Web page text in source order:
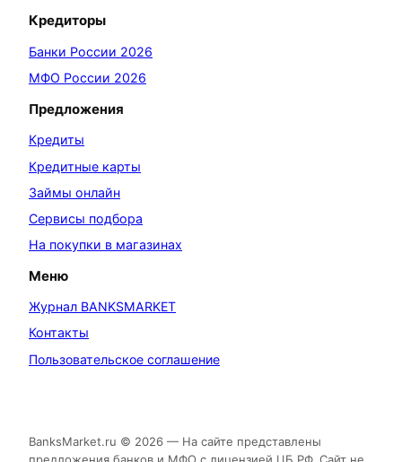
Кредиторы
Банки России 2026
МФО России 2026
Предложения
Кредиты
Кредитные карты
Займы онлайн
Сервисы подбора
На покупки в магазинах
Меню
Журнал BANKSMARKET
Контакты
Пользовательское соглашение
BanksMarket.ru © 2026 — На сайте представлены
предложения банков и МФО с лицензией ЦБ РФ. Сайт не